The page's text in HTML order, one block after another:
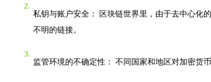
私钥与账户安全 ： 区块链世界里，由于去中心化
不明的链接。
监管环境的不确定性 ： 不同国家和地区对加密货